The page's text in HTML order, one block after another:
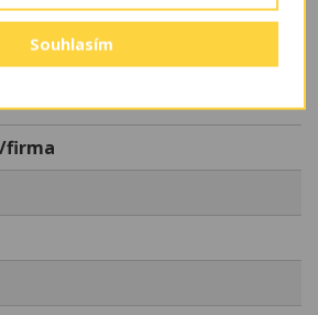
firma
Souhlasím